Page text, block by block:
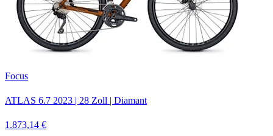
Focus
ATLAS 6.7 2023 | 28 Zoll | Diamant
1.873,14 €